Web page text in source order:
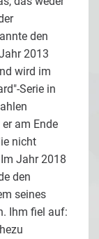
den
2013
wird im
Serie in
am Ende
nicht
Jahr 2018
den
seines
Ihm fiel auf: